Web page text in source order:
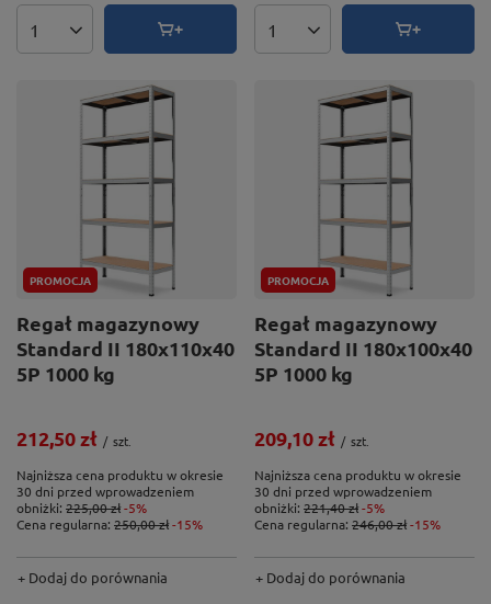
Ilość produktów Ilość produktów
PROMOCJA
Regał magazynowy
Standard II 180x110x40
5P 1000 kg
212,50 zł / szt.
Najniższa cena produktu w okresie
30 dni przed wprowadzeniem
obniżki: 225,00 zł-5%
Cena regularna: 250,00 zł-15%
+ Dodaj do porównania
PROMOCJA
Regał magazynowy
Standard II 180x100x40
5P 1000 kg
209,10 zł / szt.
Najniższa cena produktu w okresie
30 dni przed wprowadzeniem
obniżki: 221,40 zł-5%
Cena regularna: 246,00 zł-15%
+ Dodaj do porównania